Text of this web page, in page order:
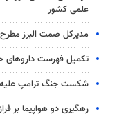
علمی کشور
مدیرکل صمت البرز مطرح
تکمیل فهرست داروهای
شکست جنگ ترامپ علیه
رهگیری دو هواپیما بر